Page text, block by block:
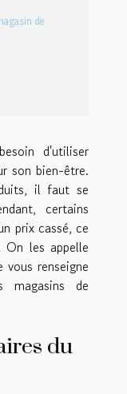
de
d'utiliser
son bien-être.
il faut se
certains
prix cassé, ce
les appelle
renseigne
de
du